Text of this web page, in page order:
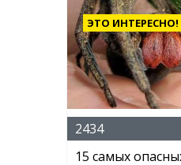
ЭТО ИНТЕРЕСНО!
2434
15 самых